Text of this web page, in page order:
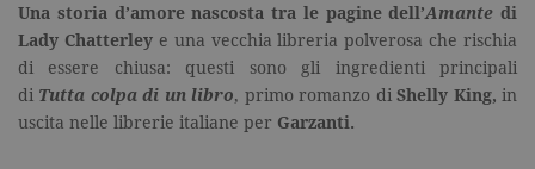
Una storia d’amore nascosta tra le pagine dell’Amante di
Lady Chatterleye una vecchia libreria polverosa che rischia
di essere chiusa: questi sono gli ingredienti principali
di Tutta colpa di un libro, primo romanzo diShelly King, in
uscita nelle librerie italiane per Garzanti.